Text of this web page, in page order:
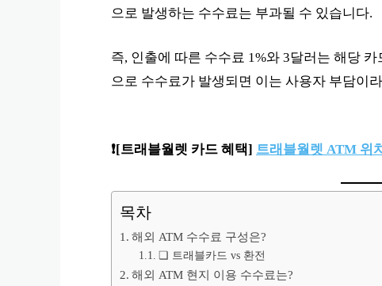
으로 발생하는 수수료는 부과될 수 있습니다.
즉, 인출에 따른 수수료 1%와 3달러는 해당
으로 수수료가 발생되면 이는 사용자 부담이
❗️[트래블월렛 카드 혜택] 트래블월렛 ATM 위
목차
해외 ATM 수수료 구성은?
❏ 트래블카드 vs 환전
해외 ATM 현지 이용 수수료는?